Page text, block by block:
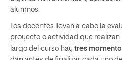
alumnos.
Los docentes llevan a cabo la
proyecto o actividad que realizan
largo del curso hay tres